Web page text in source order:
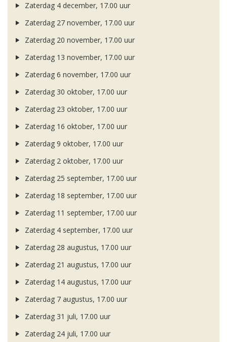
Zaterdag 4 december, 17.00 uur
Zaterdag 27 november, 17.00 uur
Zaterdag 20 november, 17.00 uur
Zaterdag 13 november, 17.00 uur
Zaterdag 6 november, 17.00 uur
Zaterdag 30 oktober, 17.00 uur
Zaterdag 23 oktober, 17.00 uur
Zaterdag 16 oktober, 17.00 uur
Zaterdag 9 oktober, 17.00 uur
Zaterdag 2 oktober, 17.00 uur
Zaterdag 25 september, 17.00 uur
Zaterdag 18 september, 17.00 uur
Zaterdag 11 september, 17.00 uur
Zaterdag 4 september, 17.00 uur
Zaterdag 28 augustus, 17.00 uur
Zaterdag 21 augustus, 17.00 uur
Zaterdag 14 augustus, 17.00 uur
Zaterdag 7 augustus, 17.00 uur
Zaterdag 31 juli, 17.00 uur
Zaterdag 24 juli, 17.00 uur